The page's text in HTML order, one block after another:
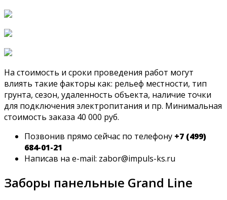
На стоимость и сроки проведения работ могут
влиять такие факторы как: рельеф местности, тип
грунта, сезон, удаленность объекта, наличие точки
для подключения электропитания и пр. Минимальная
стоимость заказа 40 000 руб.
Позвонив прямо сейчас по телефону +7 (499)
684-01-21
Написав на e-mail: zabor@impuls-ks.ru
Заборы панельные Grand Line